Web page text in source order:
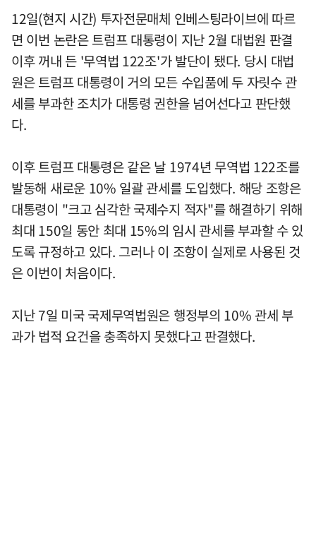
12일(현지 시간) 투자전문매체 인베스팅라이브에 따르
면 이번 논란은 트럼프 대통령이 지난 2월 대법원 판결
이후 꺼내 든 '무역법 122조'가 발단이 됐다. 당시 대법
원은 트럼프 대통령이 거의 모든 수입품에 두 자릿수 관
세를 부과한 조치가 대통령 권한을 넘어선다고 판단했
다.
이후 트럼프 대통령은 같은 날 1974년 무역법 122조를
발동해 새로운 10% 일괄 관세를 도입했다. 해당 조항은
대통령이 "크고 심각한 국제수지 적자"를 해결하기 위해
최대 150일 동안 최대 15%의 임시 관세를 부과할 수 있
도록 규정하고 있다. 그러나 이 조항이 실제로 사용된 것
은 이번이 처음이다.
지난 7일 미국 국제무역법원은 행정부의 10% 관세 부
과가 법적 요건을 충족하지 못했다고 판결했다.